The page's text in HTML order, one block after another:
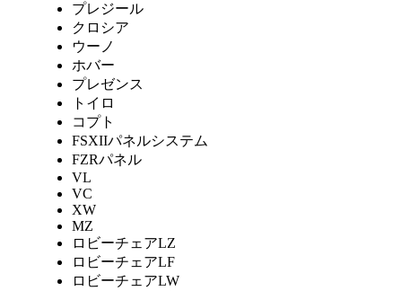
プレジール
クロシア
ウーノ
ホバー
プレゼンス
トイロ
コプト
FSXIIパネルシステム
FZRパネル
VL
VC
XW
MZ
ロビーチェアLZ
ロビーチェアLF
ロビーチェアLW